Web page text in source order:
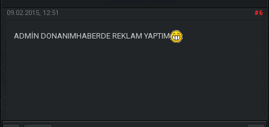
#6
09.02.2015, 12:51
ADMİN DONANIMHABERDE REKLAM YAPTIM